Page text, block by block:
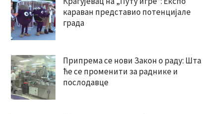
караван представио потенцијале
града
Припрема се нови Закон о раду: Шта
ће се променити за раднике и
послодавце